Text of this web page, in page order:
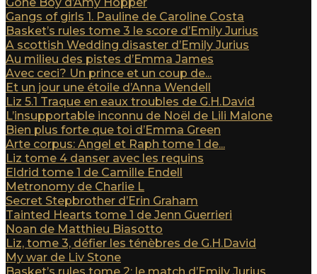
Gangs of girls 1. Pauline de Caroline Costa
Basket’s rules tome 3 le score d’Emily Jurius
A scottish Wedding disaster d’Emily Jurius
Au milieu des pistes d’Emma James
Avec ceci? Un prince et un coup de...
Et un jour une étoile d’Anna Wendell
Liz 5.1 Traque en eaux troubles de G.H.David
L’insupportable inconnu de Noël de Lili Malone
Bien plus forte que toi d’Emma Green
Arte corpus: Angel et Raph tome 1 de...
Liz tome 4 danser avec les requins
Eldrid tome 1 de Camille Endell
Metronomy de Charlie L
Secret Stepbrother d’Erin Graham
Tainted Hearts tome 1 de Jenn Guerrieri
Noan de Matthieu Biasotto
Liz, tome 3, défier les ténèbres de G.H.David
My war de Liv Stone